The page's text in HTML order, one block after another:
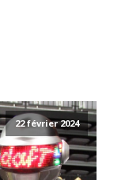
22 février 2024